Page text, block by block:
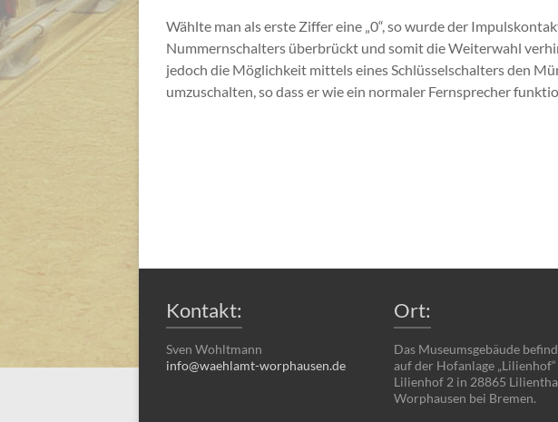
Wählte man als erste Ziffer eine „0“, so wurde der
Nummernschalters überbrückt und somit die Weiterwahl
jedoch die Möglichkeit mittels eines Schlüsselschalters den
umzuschalten, so dass er wie ein normaler Fernsprecher
Kontakt:
Sven Wohltmann
info@waehlamt-worphausen.de
Ort:
Das Museumsgebäude
auf der Hofanlage „Lilienhof“
Lilienhof 2 in 28865
Worphausen bei Bremen.